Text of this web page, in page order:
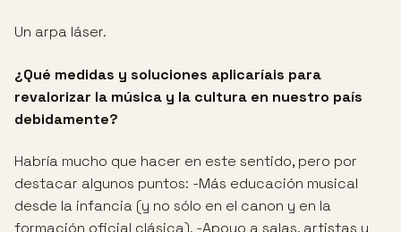
Un arpa láser.
¿Qué medidas y soluciones aplicaríais para
revalorizar la música y la cultura en nuestro país
debidamente?
Habría mucho que hacer en este sentido, pero por
destacar algunos puntos: -Más educación musical
desde la infancia (y no sólo en el canon y en la
formación oficial clásica). -Apoyo a salas, artistas y